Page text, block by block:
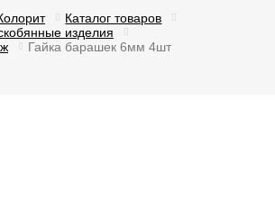
Каталог товаров
изделия
Гайка барашек 6мм 4шт